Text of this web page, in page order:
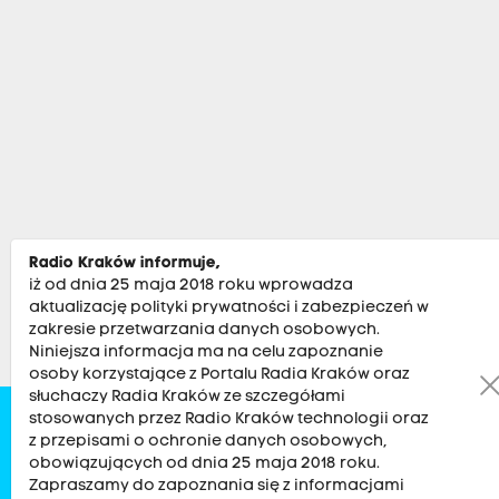
Zobacz Kultura Sport Muzyka Audycje
Radio Kraków informuje,
iż od dnia 25 maja 2018 roku wprowadza
aktualizację polityki prywatności i zabezpieczeń w
zakresie przetwarzania danych osobowych.
Niniejsza informacja ma na celu zapoznanie
osoby korzystające z Portalu Radia Kraków oraz
słuchaczy Radia Kraków ze szczegółami
stosowanych przez Radio Kraków technologii oraz
z przepisami o ochronie danych osobowych,
obowiązujących od dnia 25 maja 2018 roku.
Zapraszamy do zapoznania się z informacjami